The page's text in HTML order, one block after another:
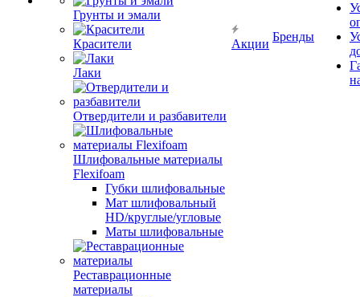
Грунты и эмали
Красители
Лаки
Отвердители и разбавители
Шлифовальные материалы
Flexifoam
Губки шлифовальные
Мат шлифовальный
HD/круглые/угловые
Маты шлифовальные
Реставрационные
материалы
Акции
Бренды